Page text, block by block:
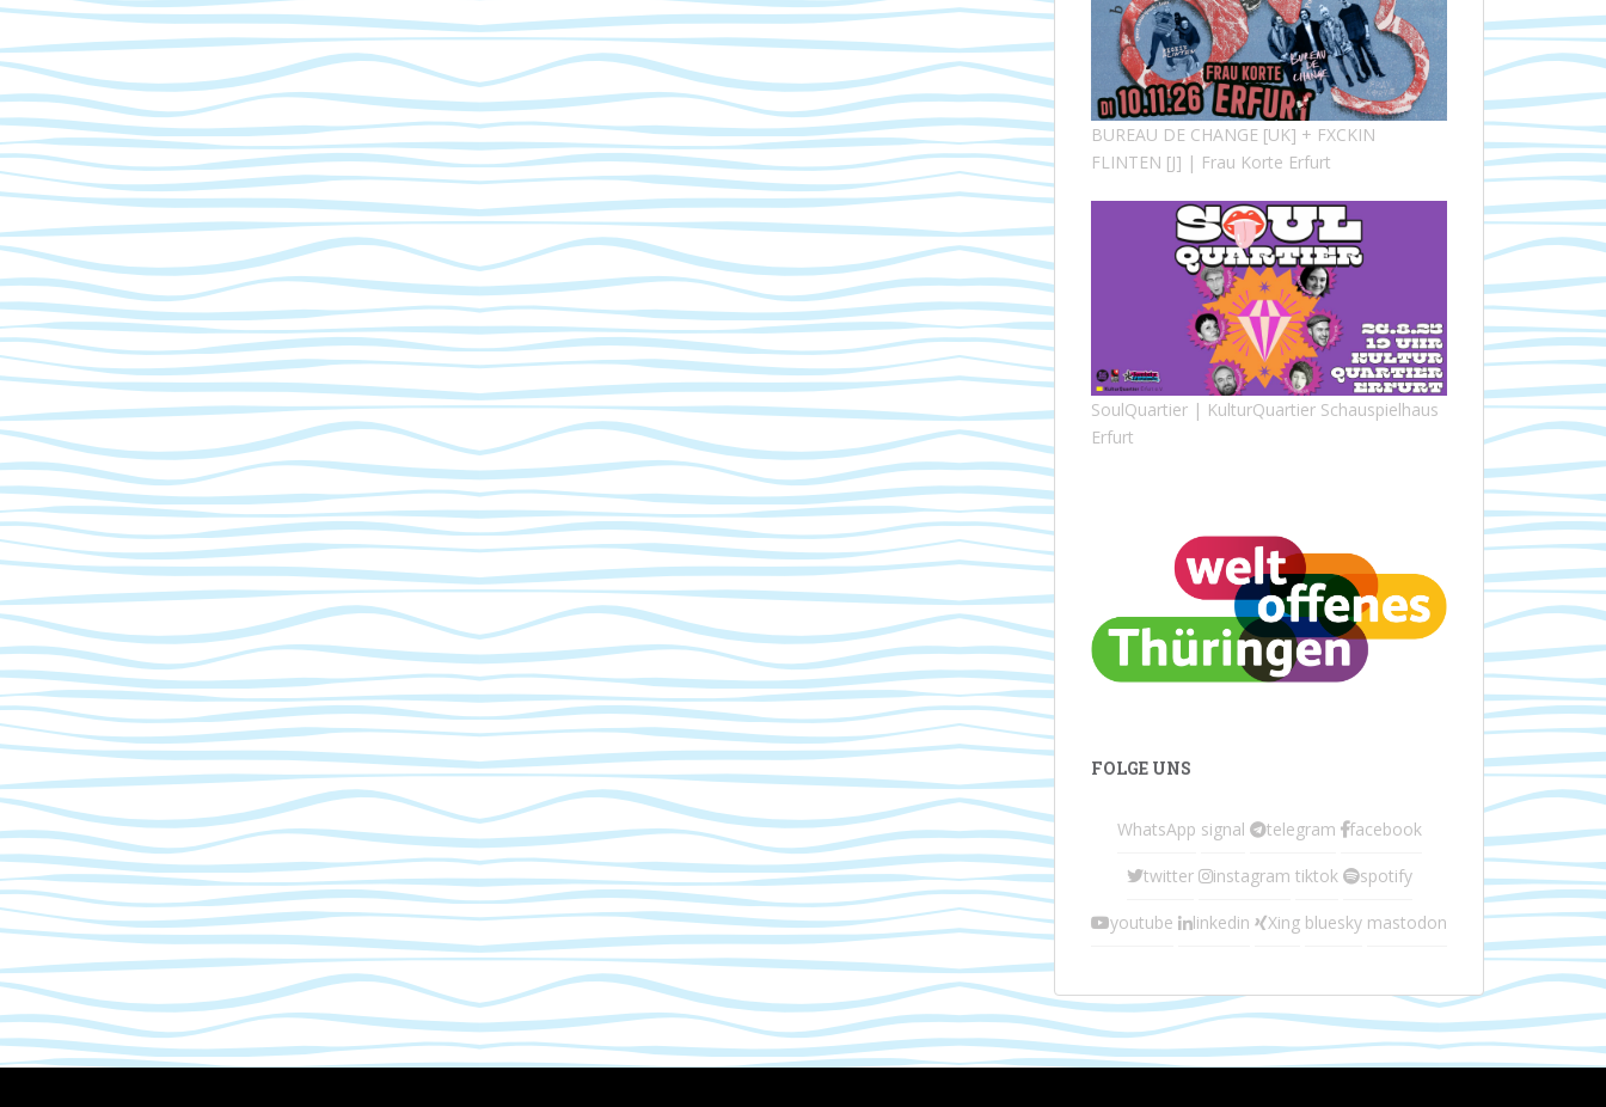
BUREAU DE CHANGE [UK] + FXCKIN
FLINTEN [J] | Frau Korte Erfurt
SoulQuartier | KulturQuartier Schauspielhaus
Erfurt
FOLGE UNS
WhatsApp signal telegram facebook
twitter instagram tiktok spotify
youtube linkedin Xing bluesky mastodon